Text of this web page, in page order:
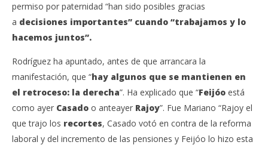
permiso por paternidad “han sido posibles gracias
a decisiones importantes” cuando “trabajamos y lo
hacemos juntos”.
Rodríguez ha apuntado, antes de que arrancara la
manifestación, que “hay algunos que se mantienen en
el retroceso: la derecha”. Ha explicado que “Feijóo está
como ayer Casado o anteayer Rajoy”. Fue Mariano “Rajoy el
que trajo los recortes, Casado votó en contra de la reforma
laboral y del incremento de las pensiones y Feijóo lo hizo esta